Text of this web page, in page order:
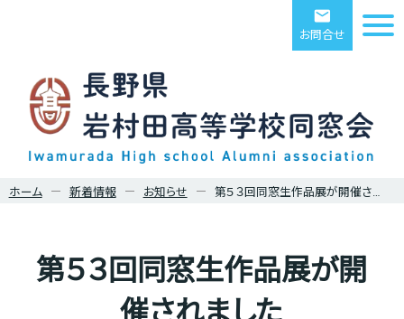
email
お問合せ
ホーム 新着情報 お知らせ
第５３回同窓生作品展が開
催されました